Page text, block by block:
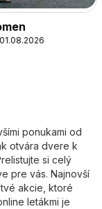
ponukami od
otvára dvere k
si celý
pre vás. Najnovší
akcie, ktoré
letákmi je